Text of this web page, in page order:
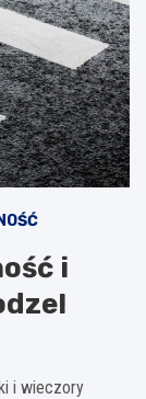
i
i wieczory